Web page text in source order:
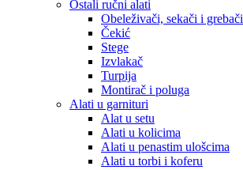
Ostali ručni alati
Obeleživači, sekači i grebači
Čekić
Stege
Izvlakač
Turpija
Montirač i poluga
Alati u garnituri
Alat u setu
Alati u kolicima
Alati u penastim ulošcima
Alati u torbi i koferu